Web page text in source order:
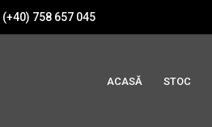
(+40) 758 657 045
ACASĂ STOC